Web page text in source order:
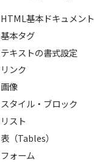
HTML基本ドキュメント
基本タグ
テキストの書式設定
リンク
画像
スタイル・ブロック
リスト
表（Tables）
フォーム